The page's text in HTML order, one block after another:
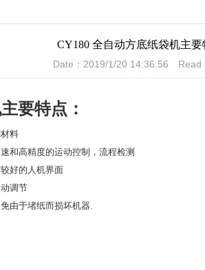
CY180 全自动方底纸袋机主要
Date：2019/1/20 14:36:56 Read
主要特点：
料
和高精度的运动控制，流程检测
好的人机界面
调节
由于堵纸而损坏机器.